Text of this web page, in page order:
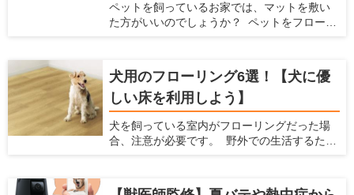
ペットを飼っているお家では、マットを敷い
た方がいいのでしょうか？ ペットをフローリ
な不都合が出てきます。 そんな時には、マッ
トを敷くことで解決できる場合があります。
ここでは、ペット用のマットを敷いた方がい
い場合と、マットを選ぶ時に注意すべきポイ
ント、おすすめのペット用マットを紹介しま
す。 あらゆるメーカーの商品をチェックして
犬用のフローリング6選！【犬に優
しい床を利用しよう】
犬を飼っている室内がフローリングだった場
合、注意が必要です。 野外での生活するため
は犬の体にダメージを与えますし、将来の病